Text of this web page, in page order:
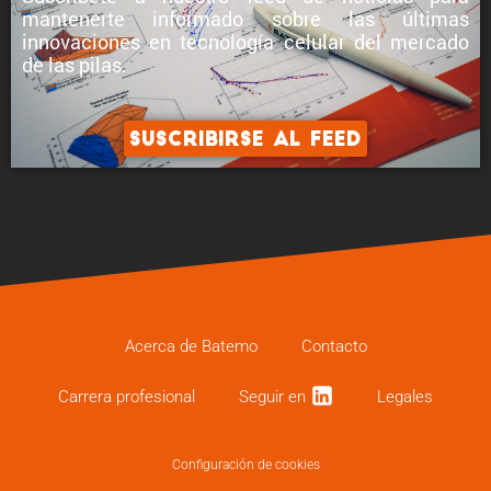
mantenerte informado sobrelas últimas
innovaciones en tecnología celulardel mercado
de las pilas.
Suscribirse al feed
Acerca de Batemo Contacto
Carrera profe­sional Seguir en Legales
Configuración de cookies